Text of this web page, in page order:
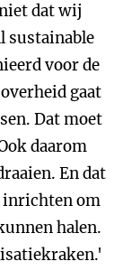
dat wij
sustainable
voor de
gaat
Dat moet
daarom
En dat
inrichten om
halen.